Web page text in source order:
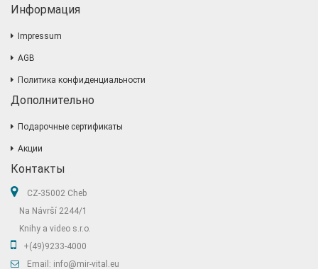
Информация
Impressum
AGB
Политика конфиденциальности
Дополнительно
Подарочные сертификаты
Акции
Контакты
CZ-35002 Cheb
Na Návrší 2244/1
Knihy a video s.r.o.
+(49)9233-4000
Email: info@mir-vital.eu